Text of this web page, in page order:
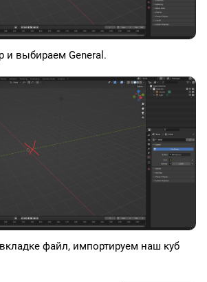
и выбираем General.
файл, импортируем наш куб